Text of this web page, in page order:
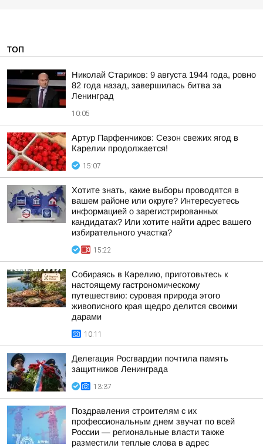
ТОП
Николай Стариков: 9 августа 1944 года, ровно
82 года назад, завершилась битва за
Ленинград
10:05
Артур Парфенчиков: Сезон свежих ягод в
Карелии продолжается!
15:07
Хотите знать, какие выборы проводятся в
вашем районе или округе? Интересуетесь
информацией о зарегистрированных
кандидатах? Или хотите найти адрес вашего
избирательного участка?
15:22
Собираясь в Карелию, приготовьтесь к
настоящему гастрономическому
путешествию: суровая природа этого
живописного края щедро делится своими
дарами
10:11
Делегация Росгвардии почтила память
защитников Ленинграда
13:37
Поздравления строителям с их
профессиональным днем звучат по всей
России — региональные власти также
разместили теплые слова в адрес